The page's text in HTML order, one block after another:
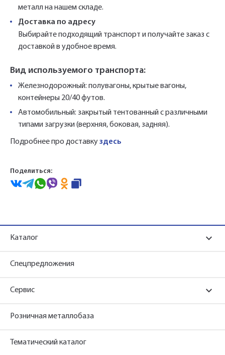
металл на нашем складе.
Доставка по адресу
Выбирайте подходящий транспорт и получайте заказ с
доставкой в удобное время.
Вид используемого транспорта:
Железнодорожный: полувагоны, крытые вагоны,
контейнеры 20/40 футов.
Автомобильный: закрытый тентованный с различными
типами загрузки (верхняя, боковая, задняя).
Подробнее про доставкуздесь
Поделиться:
Каталог
Спецпредложения
Сервис
Розничная металлобаза
Тематический каталог